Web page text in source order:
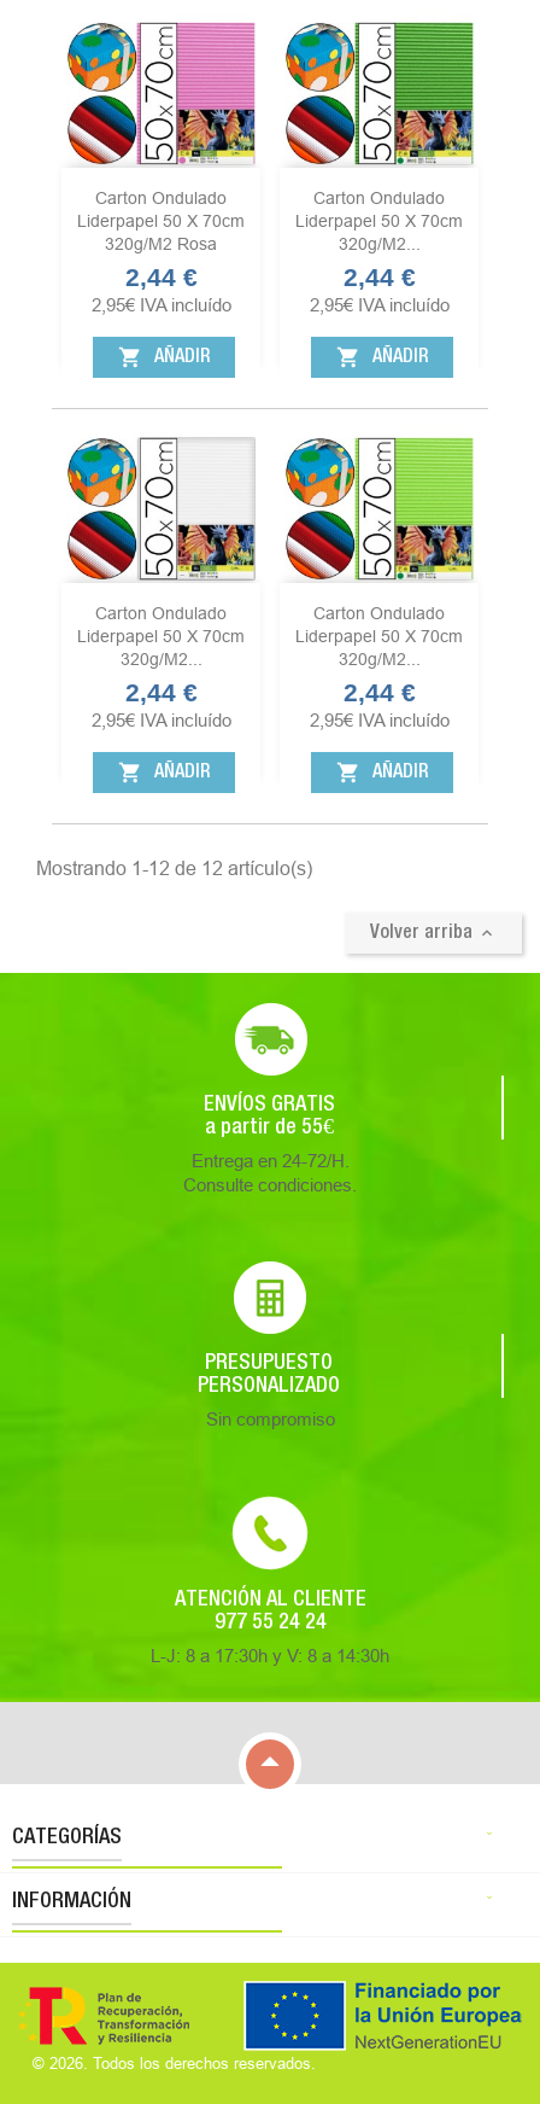
Carton Ondulado
Liderpapel 50 X 70cm
320g/m2 Rosa
Precio
2,44 €
2,95€ IVA incluído
shopping_cart AÑADIR
Carton Ondulado
Liderpapel 50 X 70cm
320g/m2...
Precio
2,44 €
2,95€ IVA incluído
shopping_cart AÑADIR
Carton Ondulado
Liderpapel 50 X 70cm
320g/m2...
Precio
2,44 €
2,95€ IVA incluído
shopping_cart AÑADIR
Carton Ondulado
Liderpapel 50 X 70cm
320g/m2...
Precio
2,44 €
2,95€ IVA incluído
shopping_cart AÑADIR
Mostrando 1-12 de 12 artículo(s)
Volver arriba 
ENVÍOS GRATIS
a partir de 55€
Entrega en 24-72/H.
Consulte condiciones.
PRESUPUESTO
PERSONALIZADO
Sin compromiso
ATENCIÓN AL CLIENTE
977 55 24 24
L-J: 8 a 17:30h y V: 8 a 14:30h

CATEGORÍAS 
INFORMACIÓN 
© 2026. Todos los derechos reservados.